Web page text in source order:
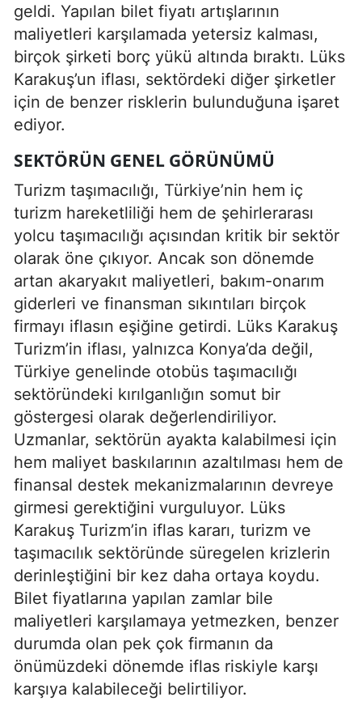
geldi. Yapılan bilet fiyatı artışlarının
maliyetleri karşılamada yetersiz kalması,
birçok şirketi borç yükü altında bıraktı. Lüks
Karakuş’un iflası, sektördeki diğer şirketler
için de benzer risklerin bulunduğuna işaret
ediyor.
SEKTÖRÜN GENEL GÖRÜNÜMÜ
Turizm taşımacılığı, Türkiye’nin hem iç
turizm hareketliliği hem de şehirlerarası
yolcu taşımacılığı açısından kritik bir sektör
olarak öne çıkıyor. Ancak son dönemde
artan akaryakıt maliyetleri, bakım-onarım
giderleri ve finansman sıkıntıları birçok
firmayı iflasın eşiğine getirdi. Lüks Karakuş
Turizm’in iflası, yalnızca Konya’da değil,
Türkiye genelinde otobüs taşımacılığı
sektöründeki kırılganlığın somut bir
göstergesi olarak değerlendiriliyor.
Uzmanlar, sektörün ayakta kalabilmesi için
hem maliyet baskılarının azaltılması hem de
finansal destek mekanizmalarının devreye
girmesi gerektiğini vurguluyor. Lüks
Karakuş Turizm’in iflas kararı, turizm ve
taşımacılık sektöründe süregelen krizlerin
derinleştiğini bir kez daha ortaya koydu.
Bilet fiyatlarına yapılan zamlar bile
maliyetleri karşılamaya yetmezken, benzer
durumda olan pek çok firmanın da
önümüzdeki dönemde iflas riskiyle karşı
karşıya kalabileceği belirtiliyor.